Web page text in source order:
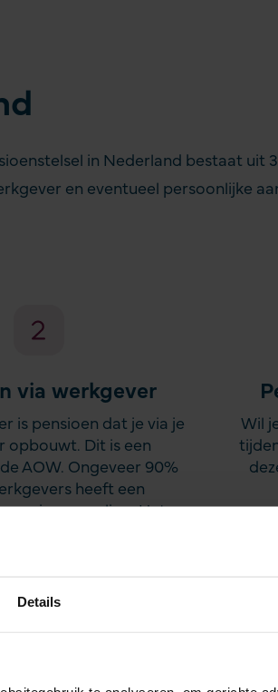
Details
in Nederland bestaat uit
en eventueel persoonlijke
via werkgever
is pensioen dat je via je
opbouwt. Dit is een
AOW. Ongeveer 90%
heeft een
pensioenregeling. Het
Wil